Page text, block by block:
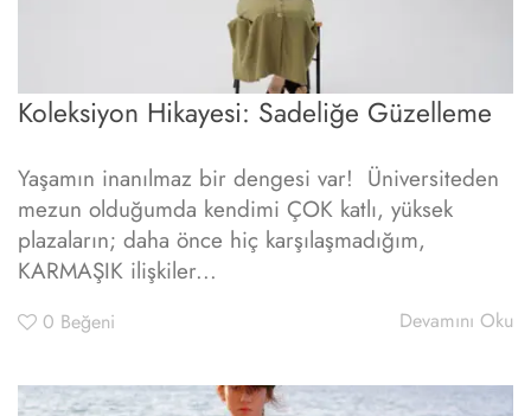
Koleksiyon Hikayesi: Sadeliğe Güzelleme
Yaşamın inanılmaz bir dengesi var! Üniversiteden
mezun olduğumda kendimi ÇOK katlı, yüksek
plazaların; daha önce hiç karşılaşmadığım,
KARMAŞIK ilişkiler...
0 Beğeni Devamını Oku